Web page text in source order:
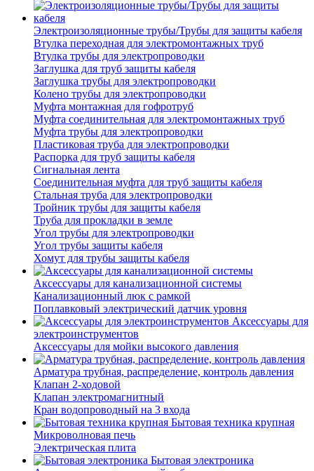
Электроизоляционные трубы/Трубы для защиты кабеля
Втулка переходная для электромонтажных труб
Втулка трубы для электропроводки
Заглушка для труб защиты кабеля
Заглушка трубы для электропроводки
Колено трубы для электропроводки
Муфта монтажная для гофротруб
Муфта соединительная для электромонтажных труб
Муфта трубы для электропроводки
Пластиковая труба для электропроводки
Распорка для труб защиты кабеля
Сигнальная лента
Соединительная муфта для труб защиты кабеля
Стальная труба для электропроводки
Тройник трубы для защиты кабеля
Труба для прокладки в земле
Угол трубы для электропроводки
Угол трубы защиты кабеля
Хомут для трубы защиты кабеля
Аксессуары для канализационной системы
Канализационный люк с рамкой
Поплавковый электрический датчик уровня
Аксессуары для
электроинструментов
Аксессуары для мойки высокого давления
Арматура трубная, распределение, контроль давления
Клапан 2-ходовой
Клапан электромагнитный
Кран водопроводный на 3 входа
Бытовая техника крупная
Микроволновая печь
Электрическая плита
Бытовая электроника